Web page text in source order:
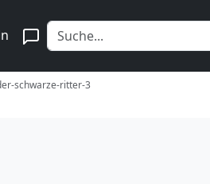
schwarze-ritter-3